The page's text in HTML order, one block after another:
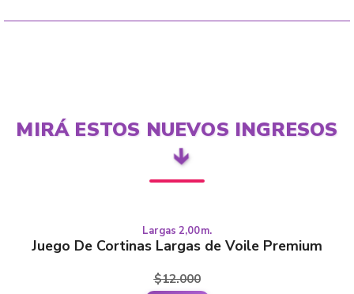
MIRÁ ESTOS NUEVOS INGRESOS
🡳
Largas 2,00m.
Juego De Cortinas Largas de Voile Premium
$12.000
Este
producto
tiene